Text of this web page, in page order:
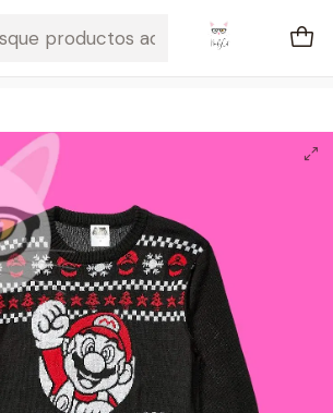
gratis en compras mayores a $2100